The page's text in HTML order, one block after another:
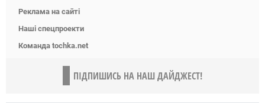
Реклама на сайті
Наші спецпроекти
Команда tochka.net
ПІДПИШИСЬ НА НАШ ДАЙДЖЕСТ!